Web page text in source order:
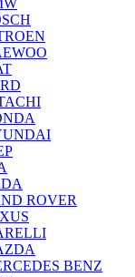
ROVER
BENZ